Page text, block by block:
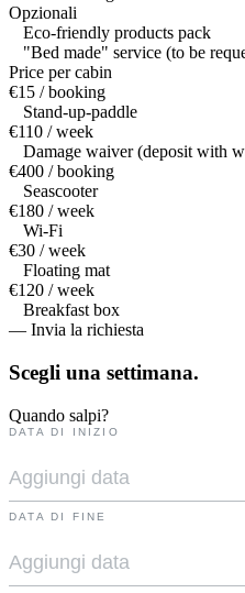
Opzionali
Eco-friendly products pack
"Bed made" service (to be
Price per cabin
€15 / booking
Stand-up-paddle
€110 / week
Damage waiver (deposit with
€400 / booking
Seascooter
€180 / week
Wi-Fi
€30 / week
Floating mat
€120 / week
Breakfast box
— Invia la richiesta
Scegli una settimana.
Quando salpi?
DATA DI INIZIO
DATA DI FINE